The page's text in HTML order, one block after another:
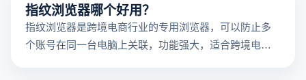
指纹浏览器哪个好用？
指纹浏览器是跨境电商行业的专用浏览器，可以防止多
个账号在同一台电脑上关联，功能强大，适合跨境电商